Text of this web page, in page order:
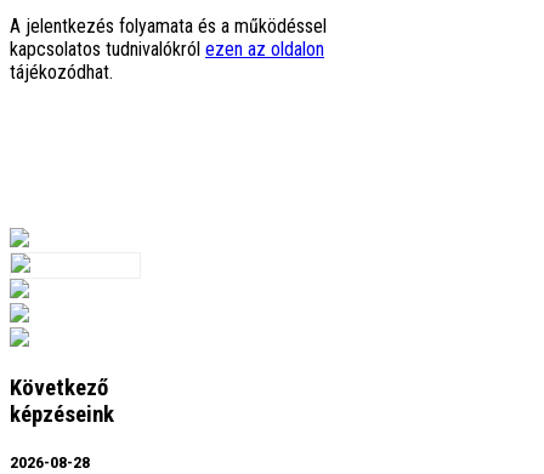
A jelentkezés folyamata és a működéssel
kapcsolatos tudnivalókról ezen az oldalon
tájékozódhat.
Következő
képzéseink
2026-08-28